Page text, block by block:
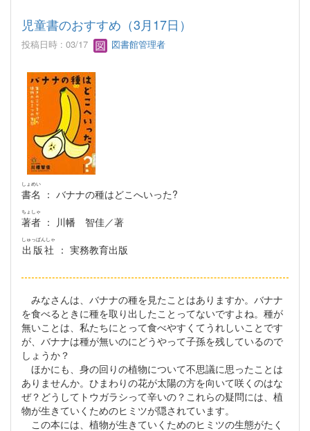
児童書のおすすめ（3月17日）
投稿日時 : 03/17 図書館管理者
書名
しょめい
： バナナの種はどこへいった?
著者
ちょしゃ
： 川幡 智佳／著
出版社
しゅっぱんしゃ
： 実務教育出版
みなさんは、バナナの種を見たことはありますか。バナナ
を食べるときに種を取り出したことってないですよね。種が
無いことは、私たちにとって食べやすくてうれしいことです
が、バナナは種が無いのにどうやって子孫を残しているので
しょうか？
ほかにも、身の回りの植物について不思議に思ったことは
ありませんか。ひまわりの花が太陽の方を向いて咲くのはな
ぜ？どうしてトウガラシって辛いの？これらの疑問には、植
物が生きていくためのヒミツが隠されています。
この本には、植物が生きていくためのヒミツの生態がたく